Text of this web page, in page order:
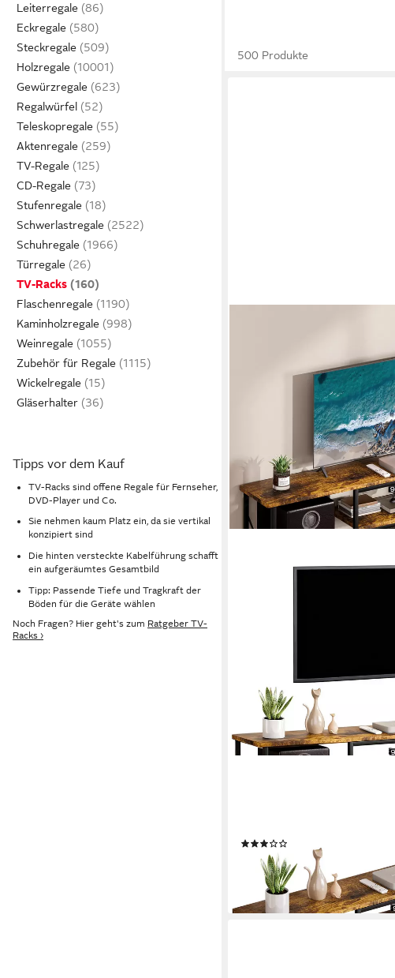
Leiterregale
Eckregale
Steckregale
Holzregale
Gewürzregale
Regalwürfel
Teleskopregale
Aktenregale
TV-Regale
CD-Regale
Stufenregale
Schwerlastregale
Schuhregale
Türregale
TV-Racks
Flaschenregale
Kaminholzregale
Weinregale
Zubehör für Regale
Wickelregale
Gläserhalter
Tipps vor dem Kauf
TV-Racks sind offene Regale für Fernseher,
DVD-Player und Co.
Sie nehmen kaum Platz ein, da sie vertikal
konzipiert sind
Die hinten versteckte Kabelführung schafft
ein aufgeräumtes Gesamtbild
Tipp: Passende Tiefe und Tragkraft der
Böden für die Geräte wählen
Noch Fragen? Hier geht's zum Ratgeber TV-
Racks ›
500 Produkte
55,99 € UVP 145,99 €
-62%
lieferbar - in 3-4 Werktagen bei dir